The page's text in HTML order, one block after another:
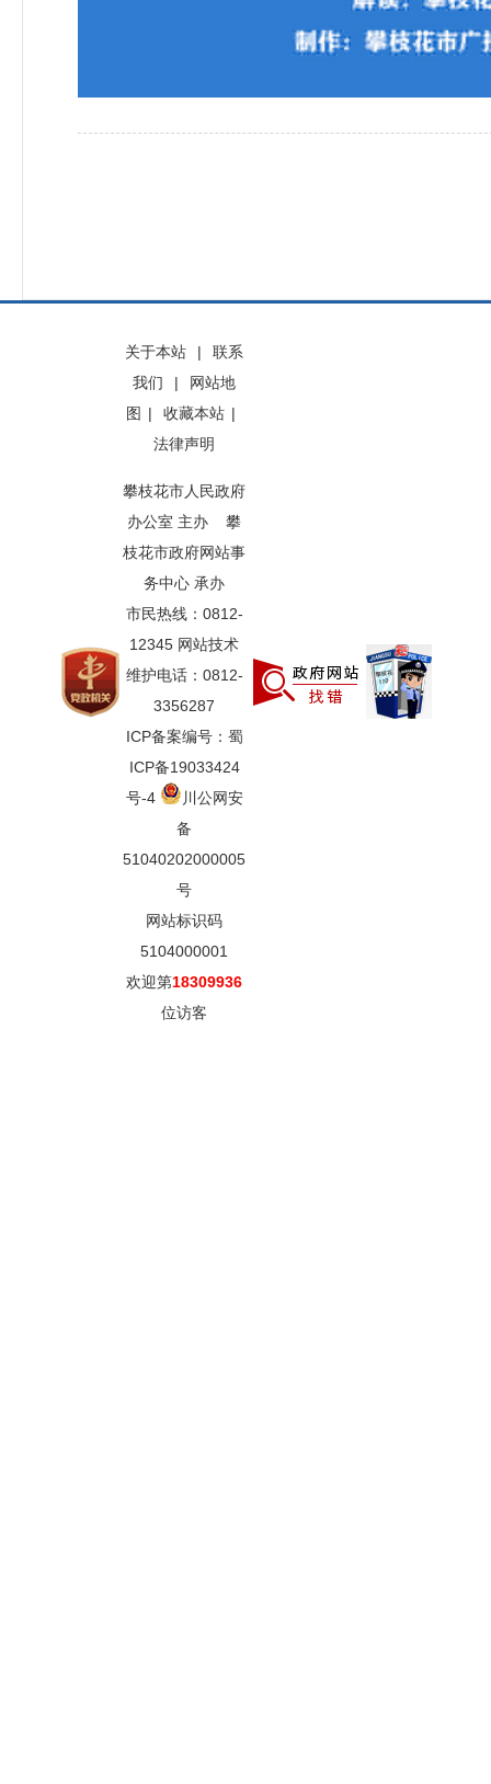
关于本站 |
联系
我们
|
网站地
图 | 收藏本站 |
法律声明
攀枝花市人民政府
办公室 主办 攀
枝花市政府网站事
务中心 承办
市民热线：0812-
12345 网站技术
维护电话：0812-
3356287
ICP备案编号：蜀
ICP备19033424
号-4
川公网安
备
51040202000005
号
网站标识码
5104000001
欢迎第18309936
位访客